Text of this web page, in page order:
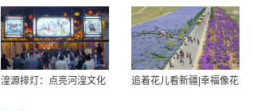
教育成效（学思想 强党性 重实践 建新功）
湟源排灯：点亮河湟文化
追着花儿看新疆|幸福像花